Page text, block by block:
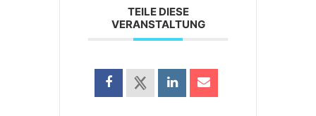
TEILE DIESE
VERANSTALTUNG